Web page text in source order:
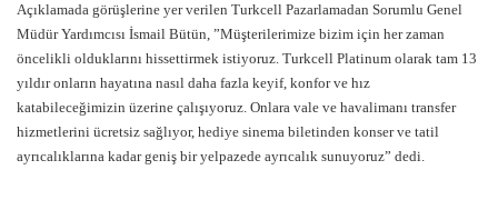
Açıklamada görüşlerine yer verilen Turkcell Pazarlamadan Sorumlu Genel
Müdür Yardımcısı İsmail Bütün, ”Müşterilerimize bizim için her zaman
öncelikli olduklarını hissettirmek istiyoruz. Turkcell Platinum olarak tam 13
yıldır onların hayatına nasıl daha fazla keyif, konfor ve hız
katabileceğimizin üzerine çalışıyoruz. Onlara vale ve havalimanı transfer
hizmetlerini ücretsiz sağlıyor, hediye sinema biletinden konser ve tatil
ayrıcalıklarına kadar geniş bir yelpazede ayrıcalık sunuyoruz” dedi.